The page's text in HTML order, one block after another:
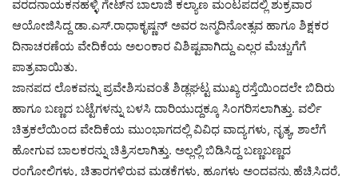
ವರದನಾಯಕನಹಳ್ಳಿ ಗೇಟ್‌ನ ಬಾಲಾಜಿ ಕಲ್ಯಾಣ ಮಂಟಪದಲ್ಲಿ ಶುಕ್ರವಾರ
ಆಯೋಜಿಸಿದ್ದ ಡಾ.ಎಸ್‌.ರಾಧಾಕೃಷ್ಣನ್‌ ಅವರ ಜನ್ಮದಿನೋತ್ಸವ ಹಾಗೂ ಶಿಕ್ಷಕರ
ದಿನಾಚರಣೆಯ ವೇದಿಕೆಯ ಅಲಂಕಾರ ವಿಶಿಷ್ಟವಾಗಿದ್ದು ಎಲ್ಲರ ಮೆಚ್ಚುಗೆಗೆ
ಪಾತ್ರವಾಯಿತು.
ಜಾನಪದ ಲೊಕವನ್ನು ಪ್ರವೇಶಿಸುವಂತೆ ಶಿಡ್ಲಘಟ್ಟ ಮುಖ್ಯ ರಸ್ತೆಯಿಂದಲೇ ಬಿದಿರು
ಹಾಗೂ ಬಣ್ಣದ ಬಟ್ಟೆಗಳನ್ನು ಬಳಸಿ ದಾರಿಯುದ್ದಕ್ಕೂ ಸಿಂಗರಿಸಲಾಗಿತ್ತು. ವರ್ಲಿ
ಚಿತ್ರಕಲೆಯಿಂದ ವೇದಿಕೆಯ ಮುಂಭಾಗದಲ್ಲಿ ವಿವಿಧ ವಾದ್ಯಗಳು, ನೃತ್ಯ, ಶಾಲೆಗೆ
ಹೋಗುವ ಬಾಲಕರನ್ನು ಚಿತ್ರಿಸಲಾಗಿತ್ತು. ಅಲ್ಲಲ್ಲಿ ಬಿಡಿಸಿದ್ದ ಬಣ್ಣಬಣ್ಣದ
ರಂಗೋಲಿಗಳು, ಚಿತ್ತಾರಗಳಿರುವ ಮಡಕೆಗಳು, ಹೂಗಳು ಅಂದವನ್ನು ಹೆಚ್ಚಿಸಿದ್ದರೆ,